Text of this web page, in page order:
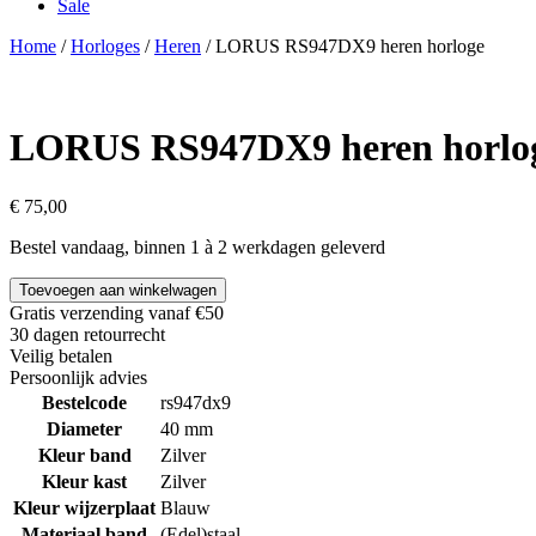
Sale
Home /Horloges /Heren / LORUS RS947DX9 heren horloge
LORUS RS947DX9 heren
€ 75,00
Bestel vandaag, binnen 1 à 2 werkdagen geleverd
Toevoegen aan winkelwagen
Gratis verzending vanaf €50
30 dagen retourrecht
Veilig betalen
Persoonlijk advies
Bestelcode
rs947dx9
Diameter
40 mm
Kleur band
Zilver
Kleur kast
Zilver
Kleur wijzerplaat Blauw